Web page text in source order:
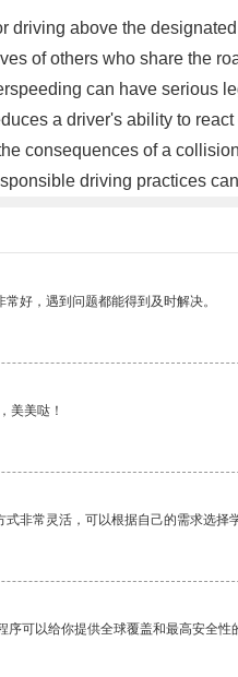
driving above the
of others who share the
can have serious
a driver's ability to
consequences of a
driving practices
好，遇到问题都能得到及时解决。
美美哒！
非常灵活，可以根据自己的需求选择
序可以给你提供全球覆盖和最高安全性